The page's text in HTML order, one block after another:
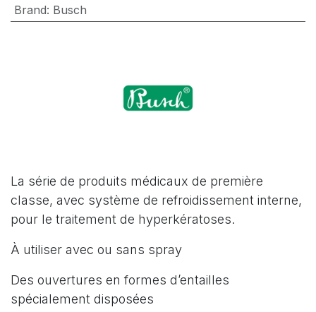
Brand: Busch
La série de produits médicaux de première
classe, avec système de refroidissement interne,
pour le traitement de hyperkératoses.
À utiliser avec ou sans spray
Des ouvertures en formes d’entailles
spécialement disposées